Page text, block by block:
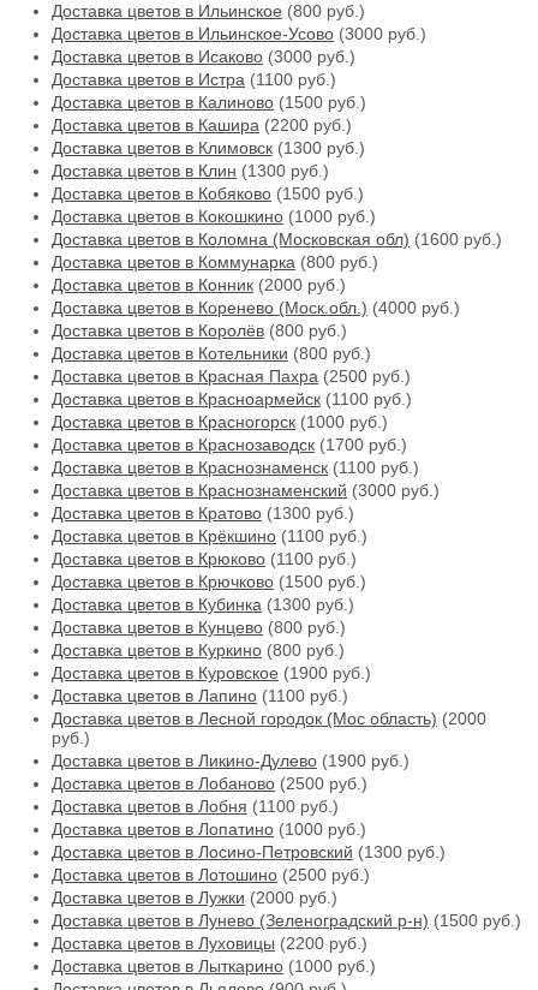
Доставка цветов в Ильинское (800 руб.)
Доставка цветов в Ильинское-Усово (3000 руб.)
Доставка цветов в Исаково (3000 руб.)
Доставка цветов в Истра (1100 руб.)
Доставка цветов в Калиново (1500 руб.)
Доставка цветов в Кашира (2200 руб.)
Доставка цветов в Климовск (1300 руб.)
Доставка цветов в Клин (1300 руб.)
Доставка цветов в Кобяково (1500 руб.)
Доставка цветов в Кокошкино (1000 руб.)
Доставка цветов в Коломна (Московская обл) (1600 руб.)
Доставка цветов в Коммунарка (800 руб.)
Доставка цветов в Конник (2000 руб.)
Доставка цветов в Коренево (Моск.обл.) (4000 руб.)
Доставка цветов в Королёв (800 руб.)
Доставка цветов в Котельники (800 руб.)
Доставка цветов в Красная Пахра (2500 руб.)
Доставка цветов в Красноармейск (1100 руб.)
Доставка цветов в Красногорск (1000 руб.)
Доставка цветов в Краснозаводск (1700 руб.)
Доставка цветов в Краснознаменск (1100 руб.)
Доставка цветов в Краснознаменский (3000 руб.)
Доставка цветов в Кратово (1300 руб.)
Доставка цветов в Крёкшино (1100 руб.)
Доставка цветов в Крюково (1100 руб.)
Доставка цветов в Крючково (1500 руб.)
Доставка цветов в Кубинка (1300 руб.)
Доставка цветов в Кунцево (800 руб.)
Доставка цветов в Куркино (800 руб.)
Доставка цветов в Куровское (1900 руб.)
Доставка цветов в Лапино (1100 руб.)
Доставка цветов в Лесной городок (Мос область) (2000
руб.)
Доставка цветов в Ликино-Дулево (1900 руб.)
Доставка цветов в Лобаново (2500 руб.)
Доставка цветов в Лобня (1100 руб.)
Доставка цветов в Лопатино (1000 руб.)
Доставка цветов в Лосино-Петровский (1300 руб.)
Доставка цветов в Лотошино (2500 руб.)
Доставка цветов в Лужки (2000 руб.)
Доставка цветов в Лунево (Зеленоградский р-н) (1500 руб.)
Доставка цветов в Луховицы (2200 руб.)
Доставка цветов в Лыткарино (1000 руб.)